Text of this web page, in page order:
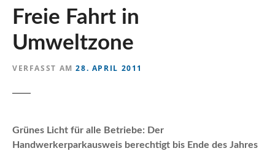
Freie Fahrt in
Umweltzone
VERFASST AM 28. APRIL 2011
Grünes Licht für alle Betriebe: Der
Handwerkerparkausweis berechtigt bis Ende des Jahres